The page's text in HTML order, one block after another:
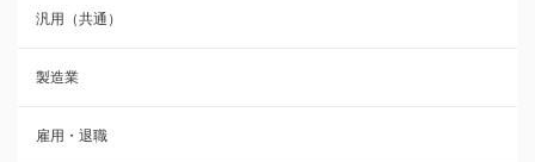
汎用（共通）
製造業
雇用・退職